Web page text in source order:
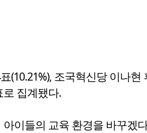
조국혁신당 이나현
로 집계됐다.
이들의 교육 환경을 바꾸겠